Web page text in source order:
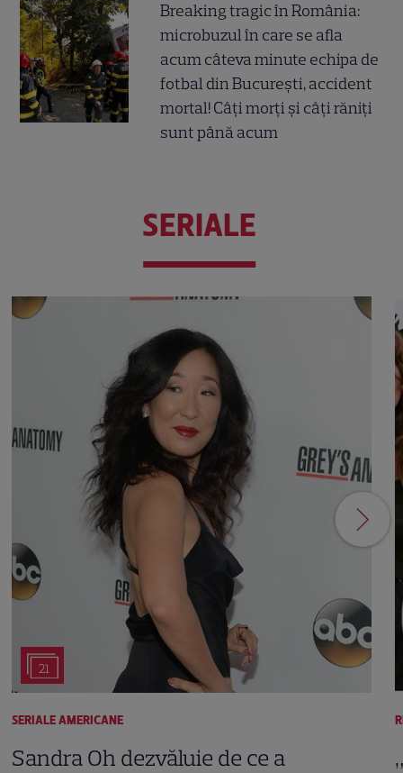
Breaking tragic în România:
microbuzul în care se afla
acum câteva minute echipa de
fotbal din București, accident
mortal! Câți morți și câți răniți
sunt până acum
SERIALE
21
SERIALE AMERICANE
Sandra Oh dezvăluie de ce a